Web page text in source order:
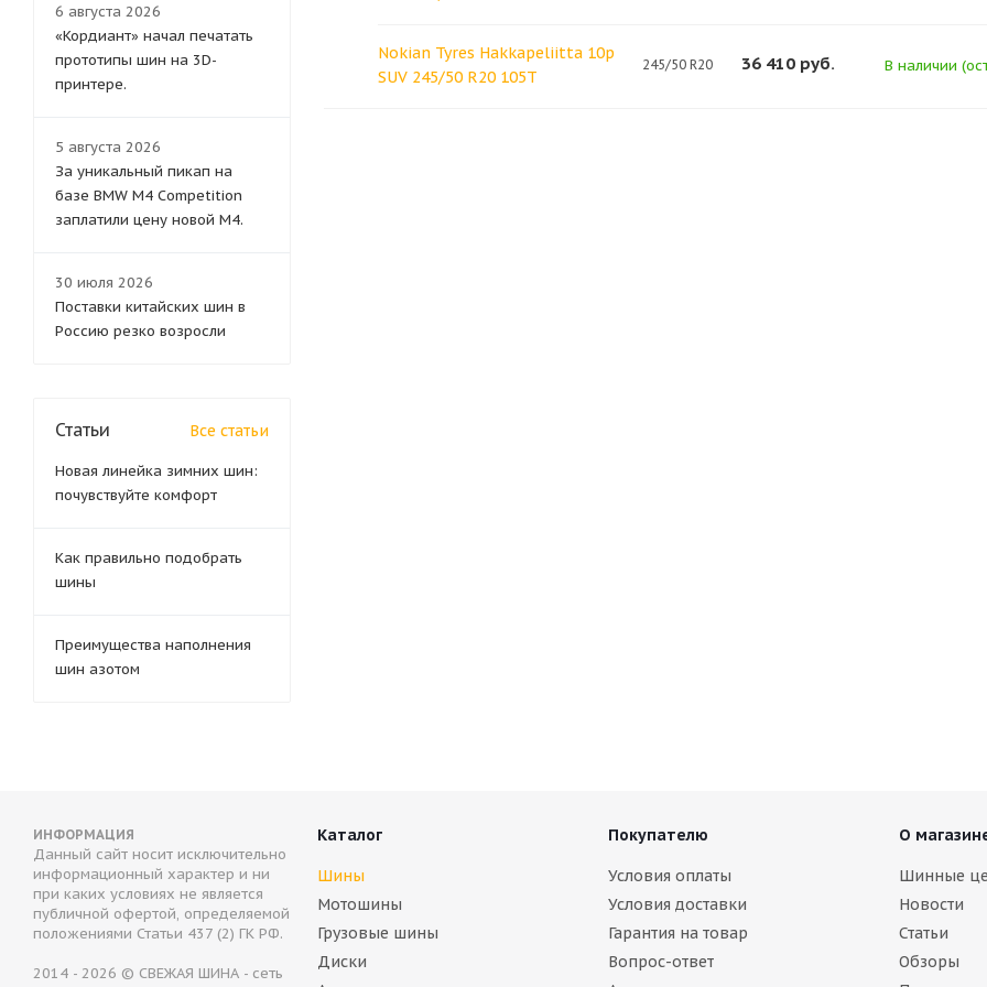
Nokian Tyres Hakkapeliitta 10p
SUV 245/50 R20 105T
245/50 R20 36 410 руб. В наличии
6 августа 2026
«Кордиант» начал печатать
прототипы шин на 3D-
принтере.
5 августа 2026
За уникальный пикап на
базе BMW M4 Competition
заплатили цену новой M4.
30 июля 2026
Поставки китайских шин в
Россию резко возросли
Статьи Все статьи
Новая линейка зимних шин:
почувствуйте комфорт
Как правильно подобрать
шины
Преимущества наполнения
шин азотом
ИНФОРМАЦИЯ
Данный сайт носит исключительно
информационный характер и ни
при каких условиях не является
публичной офертой, определяемой
положениями Статьи 437 (2) ГК РФ.
2014 - 2026 © СВЕЖАЯ ШИНА - сеть
Каталог
Шины
Мотошины
Грузовые шины
Диски
Покупателю
Условия оплаты
Условия доставки
Гарантия на товар
Вопрос-ответ
О
Шинные
Новости
Статьи
Обзоры